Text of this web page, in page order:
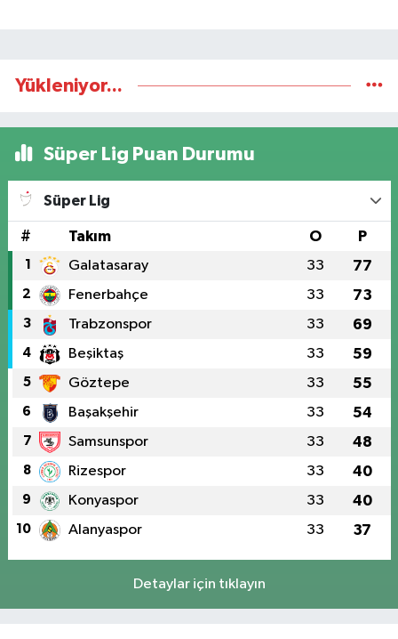
Yükleniyor...
Süper Lig Puan Durumu
Süper Lig
# Takım O P
1 Galatasaray 33 77
2 Fenerbahçe 33 73
3 Trabzonspor 33 69
4 Beşiktaş 33 59
5 Göztepe 33 55
6 Başakşehir 33 54
7 Samsunspor 33 48
8 Rizespor 33 40
9 Konyaspor 33 40
10 Alanyaspor 33 37
Detaylar için tıklayın